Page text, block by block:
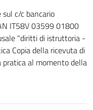
c/c bancario
IT58V 03599 01800
"diritti di istruttoria -
Copia della ricevuta di
al momento della